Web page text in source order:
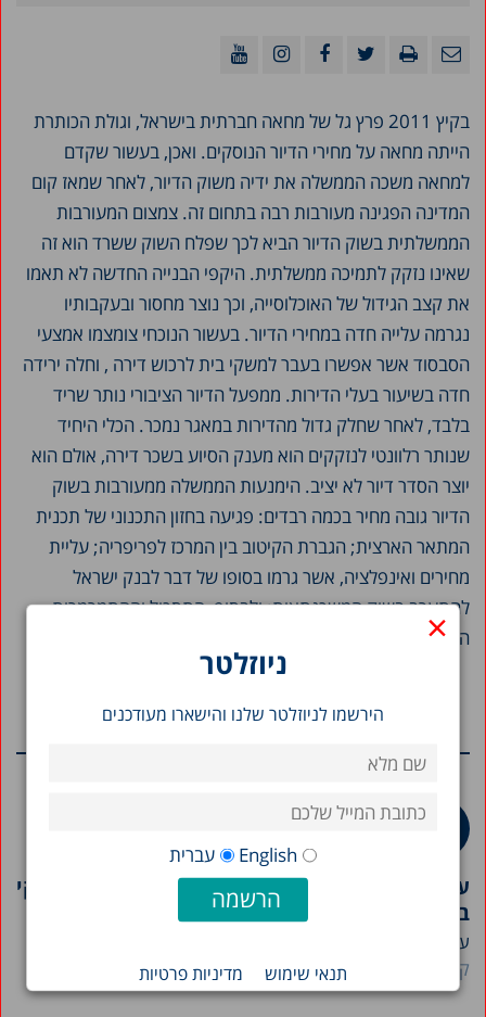
×
ניוזלטר
הירשמו לניוזלטר שלנו והישארו מעודכנים
English עברית
תנאי שימוש מדיניות פרטיות
בקיץ 2011 פרץ גל של מחאה חברתית בישראל, וגולת הכותרת
הייתה מחאה על מחירי הדיור הנוסקים. ואכן, בעשור שקדם
למחאה משכה הממשלה את ידיה משוק הדיור, לאחר שמאז קום
המדינה הפגינה מעורבות רבה בתחום זה. צמצום המעורבות
הממשלתית בשוק הדיור הביא לכך שפלח השוק ששרד הוא זה
שאינו נזקק לתמיכה ממשלתית. היקפי הבנייה החדשה לא תאמו
את קצב הגידול של האוכלוסייה, וכך נוצר מחסור ובעקבותיו
נגרמה עלייה חדה במחירי הדיור. בעשור הנוכחי צומצמו אמצעי
הסבסוד אשר אפשרו בעבר למשקי בית לרכוש דירה , וחלה ירידה
חדה בשיעור בעלי הדירות. ממפעל הדיור הציבורי נותר שריד
בלבד, לאחר שחלק גדול מהדירות במאגר נמכר. הכלי היחיד
שנותר רלוונטי לנזקקים הוא מענק הסיוע בשכר דירה, אולם הוא
יוצר הסדר דיור לא יציב. הימנעות הממשלה ממעורבות בשוק
הדיור גובה מחיר בכמה רבדים: פגיעה בחזון התכנוני של תכנית
המתאר הארצית; הגברת הקיטוב בין המרכז לפריפריה; עליית
מחירים ואינפלציה, אשר גרמו בסופו של דבר לבנק ישראל
להתערב בשוק המשכנתאות; ולבסוף, התסכול וההתמרמרות
הכבדים בקרב קבוצות אוכלוסייה רחבות.
מחקרים נוספים בנושא
עליית מחירי הדירות והשפעתה על יכולתם של משקי
בית לרכוש דיור
עליית מחירי הדיור בעשור האחרון הפחיתה את יכולתם של...
קיריל שרברמן